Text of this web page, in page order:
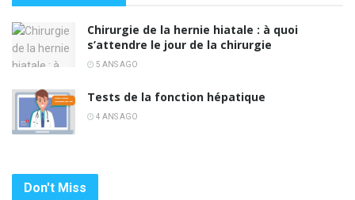
Chirurgie de la hernie hiatale : à quoi
s’attendre le jour de la chirurgie
5 ANS AGO
Tests de la fonction hépatique
4 ANS AGO
Don't Miss